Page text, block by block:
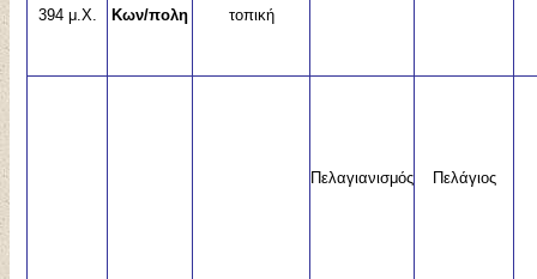
394 μ.Χ. Κων/πολη τοπική
Πελαγιανισμός Πελάγιος